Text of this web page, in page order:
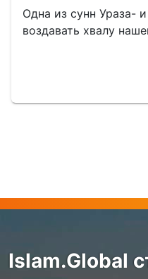
Одна из сунн Ураза-
воздавать хвалу
Islam.Global